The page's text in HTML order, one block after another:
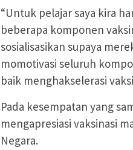
“Untuk pelajar saya kira
beberapa komponen
sosialisasikan supaya
momotivasi seluruh
baik menghakselerasi
Pada kesempatan yang
mengapresiasi vaksinasi
Negara.